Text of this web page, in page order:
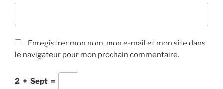
Enregistrer mon nom, mon e-mail et mon site dans
le navigateur pour mon prochain commentaire.
2 + Sept =